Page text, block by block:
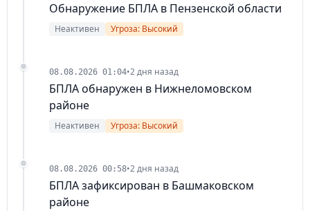
Обнаружение БПЛА в Пензенской области
Неактивен Угроза: Высокий
08.08.2026 01:04•2 дня назад
БПЛА обнаружен в Нижнеломовском
районе
Неактивен Угроза: Высокий
08.08.2026 00:58•2 дня назад
БПЛА зафиксирован в Башмаковском
районе